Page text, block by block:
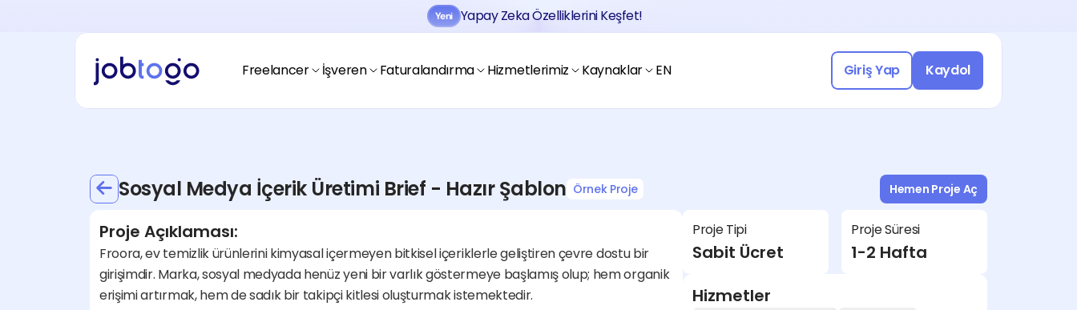
Yeni Yapay Zeka Özelliklerini Keşfet!
Freelancer İşveren Faturalandırma Hizmetlerimiz Kaynaklar EN Giriş Yap Kaydol
Nasıl başlayacağım?
Hikayemiz
Jobtogo kimdir?
Fiyatlandırma
Nasıl çalışır?
Fiyatlandırma
Nasıl çalışır?
Avantajları nedir?
Blogtogo
Ödeme Alma
Yasal uyumluluk nedir?
Ödeme Alma
Yasal uyumluluk nedir?
Freelance işleri keşfetmek için
Görüşme Ayarla
İşverenim nasıl ödeme yapmalıyım?
Fiyatlandırma
Jobtogo'ya katılın!
Kaydol
Sosyal Medya İçerik Üretimi Brief - Hazır Şablon Örnek Proje Hemen Proje Aç
Proje Açıklaması:
Froora, ev temizlik ürünlerini kimyasal içermeyen bitkisel içeriklerle geliştiren çevre dostu bir
girişimdir. Marka, sosyal medyada henüz yeni bir varlık göstermeye başlamış olup; hem organik
erişimi artırmak, hem de sadık bir takipçi kitlesi oluşturmak istemektedir.
Proje Tipi
Sabit Ücret
Proje Süresi
1-2 Hafta
Hizmetler